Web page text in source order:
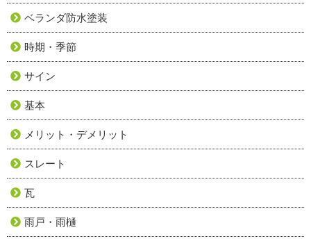
ベランダ防水塗装
時期・季節
サイン
基本
メリット・デメリット
スレート
瓦
雨戸・雨樋